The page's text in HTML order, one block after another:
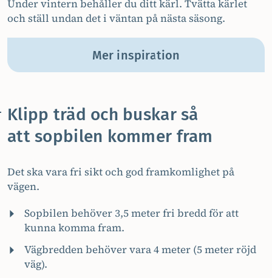
Under vintern behåller du ditt kärl. Tvätta kärlet
och ställ undan det i väntan på nästa säsong.
Mer inspiration
Klipp träd och buskar så
att sopbilen kommer fram
Det ska vara fri sikt och god framkomlighet på
vägen.
Sopbilen behöver 3,5 meter fri bredd för att
kunna komma fram.
Vägbredden behöver vara 4 meter (5 meter röjd
väg).